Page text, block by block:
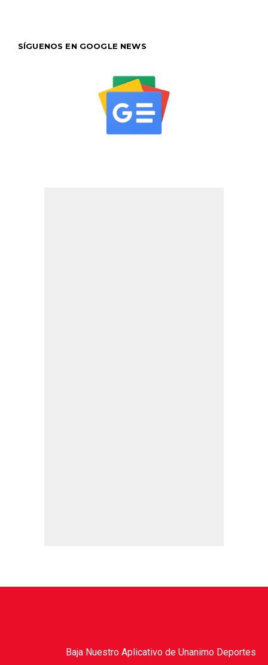
SÍGUENOS EN GOOGLE NEWS
Baja Nuestro Aplicativo de Unanimo Deportes